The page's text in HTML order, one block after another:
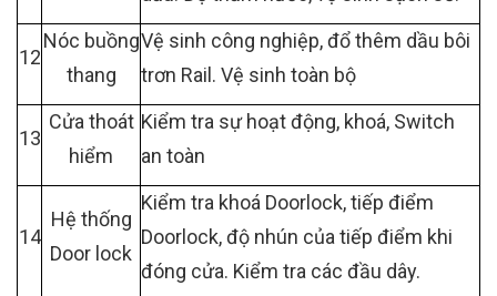
12
Nóc buồng
thang
Vệ sinh công nghiệp, đổ thêm dầu bôi
trơn Rail. Vệ sinh toàn bộ
13
Cửa thoát
hiểm
Kiểm tra sự hoạt động, khoá, Switch
an toàn
14
Hệ thống
Door lock
Kiểm tra khoá Doorlock, tiếp điểm
Doorlock, độ nhún của tiếp điểm khi
đóng cửa. Kiểm tra các đầu dây.